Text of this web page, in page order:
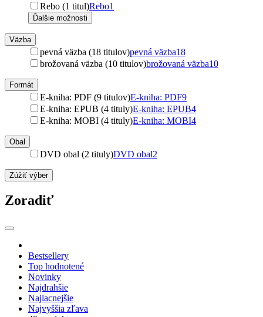
Rebo (1 titul)Rebo1
Ďalšie možnosti
Väzba
pevná väzba (18 titulov)pevná väzba18
brožovaná väzba (10 titulov)brožovaná väzba10
Formát
E-kniha: PDF (9 titulov)E-kniha: PDF9
E-kniha: EPUB (4 tituly)E-kniha: EPUB4
E-kniha: MOBI (4 tituly)E-kniha: MOBI4
Obal
DVD obal (2 tituly)DVD obal2
Zúžiť výber
Zoradiť
Bestsellery
Top hodnotené
Novinky
Najdrahšie
Najlacnejšie
Najvyššia zľava